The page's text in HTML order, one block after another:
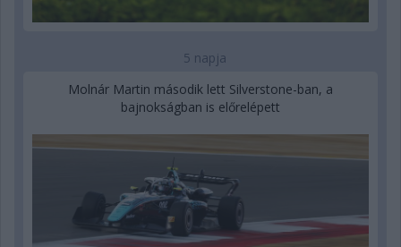
5 napja
Molnár Martin második lett Silverstone-ban, a
bajnokságban is előrelépett